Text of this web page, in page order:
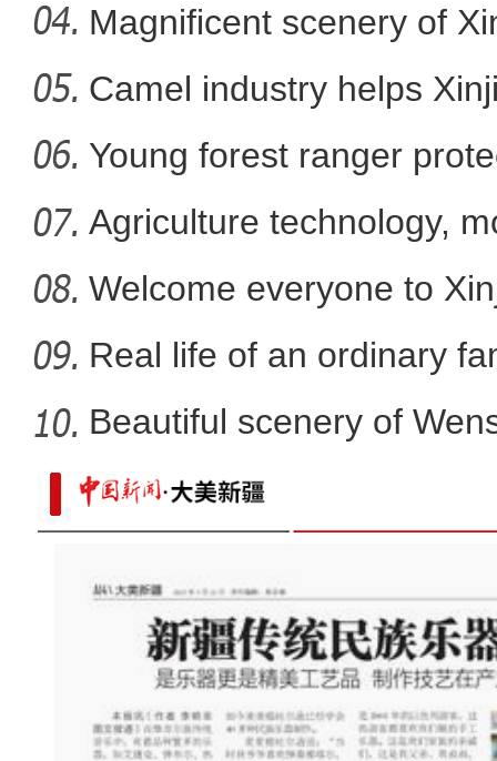
新疆英吉沙县17万亩
新疆乌什县：多个固定资
Magnificent scenery of
Camel industry helps
Young forest ranger
Agriculture technology,
promote
Welcome everyone to
mem
Real life of an ordinary
Beautiful scenery of
in